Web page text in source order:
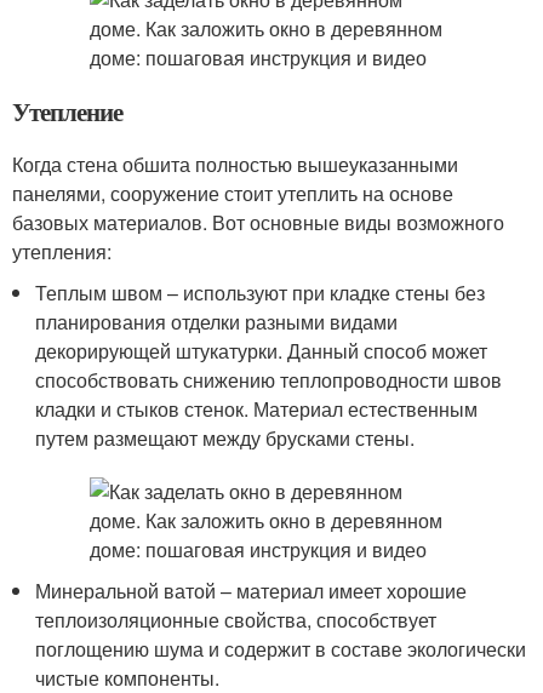
Утепление
Когда стена обшита полностью вышеуказанными
панелями, сооружение стоит утеплить на основе
базовых материалов. Вот основные виды возможного
утепления:
Теплым швом – используют при кладке стены без
планирования отделки разными видами
декорирующей штукатурки. Данный способ может
способствовать снижению теплопроводности швов
кладки и стыков стенок. Материал естественным
путем размещают между брусками стены.
Минеральной ватой – материал имеет хорошие
теплоизоляционные свойства, способствует
поглощению шума и содержит в составе экологически
чистые компоненты.